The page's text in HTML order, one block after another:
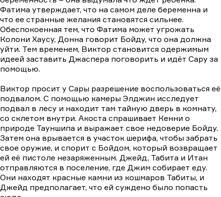
Фатима утверждает, что на самом деле беременна и
что ее странные желания становятся сильнее.
Обеспокоенная тем, что Фатима может угрожать
Колони Хаусу, Донна говорит Бойду, что она должна
уйти. Тем временем, Виктор становится одержимым
идеей заставить Джаспера поговорить и идёт Сару за
помощью.
Виктор просит у Сары разрешение воспользоваться её
подвалом. С помощью камеры Элджин исследует
подвал в лесу и находит там тайную дверь в комнату,
со склетом внутри. Акоста спрашивает Кенни о
природе Тауншипа и выражает свое недоверие Бойду.
Затем она врывается в участок шерифа, чтобы забрать
свое оружие, и спорит с Бойдом, который возвращает
ей её пистоле незаряженным. Джейд, Табита и Итан
отправляются в поселение, где Джим собирает еду.
Они находят красные камни из кошмаров Табиты, и
Джейд предполагает, что ей суждено было попасть